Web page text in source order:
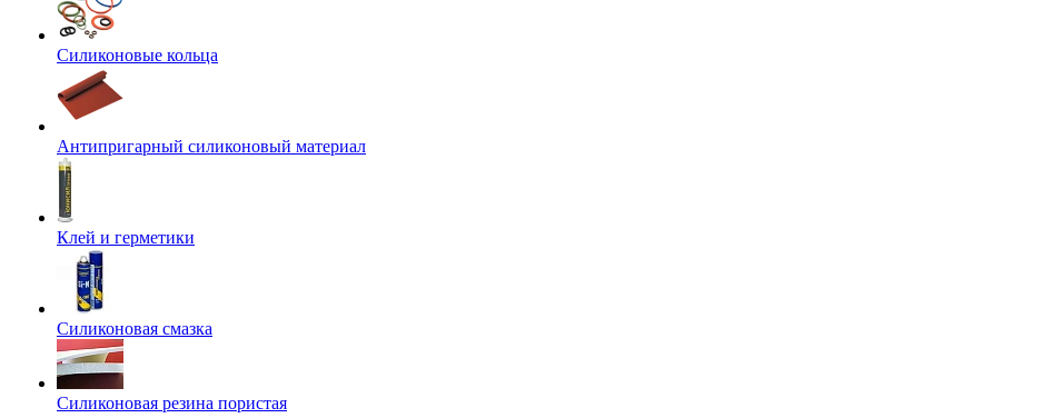
Силиконовые кольца
Антипригарный силиконовый материал
Клей и герметики
Силиконовая смазка
Силиконовая резина пористая